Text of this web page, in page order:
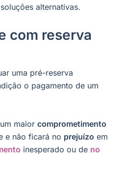
alternativas.
com reserva
uma pré-reserva
o pagamento de um
maior comprometimento
e não ficará no prejuízo em
inesperado ou de no